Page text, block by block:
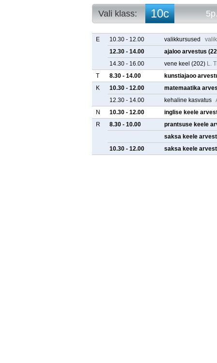
Vali klass: 10c
10b
10c
10d
10e
11a
11b
11c
11d
11e
5p. tunniplaan
E 10.30 - 12.00 valikkursused
12.30 - 14.00
ajaloo arvestus
14.30 - 16.00
vene keel (202) L.
T
8.30 - 14.00
kunstiajaoo
K
10.30 - 12.00
matemaatika
12.30 - 14.00
kehaline kasvatus
N
10.30 - 12.00
inglise keele
R
8.30 - 10.00
prantsuse keele
saksa keele
10.30 - 12.00
saksa keele